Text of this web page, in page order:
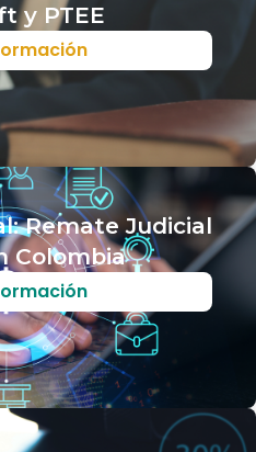
y PTEE
Remate Judicial
Colombia